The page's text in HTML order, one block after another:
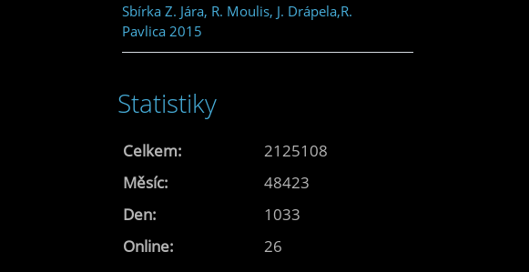
Sbírka Z. Jára, R. Moulis, J. Drápela,R.
Pavlica 2015
Statistiky
Online: 26
Celkem:
2125108
Měsíc:
48423
Den:
1033